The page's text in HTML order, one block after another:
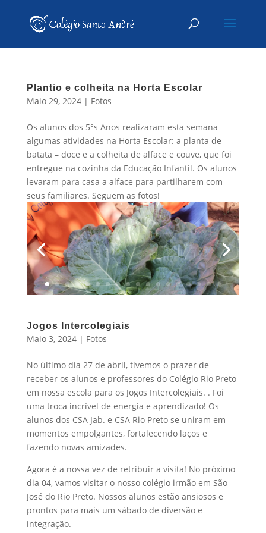
Plantio e colheita na Horta Escolar
Maio 29, 2024| Fotos
Os alunos dos 5°s Anos realizaram esta semana
algumas atividades na Horta Escolar: a planta de
batata – doce e a colheita de alface e couve, que foi
entregue na cozinha da Educação Infantil. Os alunos
levaram para casa a alface para partilharem com
seus familiares. Seguem as fotos!
Jogos Intercolegiais
Maio 3, 2024| Fotos
No último dia 27 de abril, tivemos o prazer de
receber os alunos e professores do Colégio Rio Preto
em nossa escola para os Jogos Intercolegiais. . Foi
uma troca incrível de energia e aprendizado! Os
alunos dos CSA Jab. e CSA Rio Preto se uniram em
momentos empolgantes, fortalecendo laços e
fazendo novas amizades.
Agora é a nossa vez de retribuir a visita! No próximo
dia 04, vamos visitar o nosso colégio irmão em São
José do Rio Preto. Nossos alunos estão ansiosos e
prontos para mais um sábado de diversão e
integração.